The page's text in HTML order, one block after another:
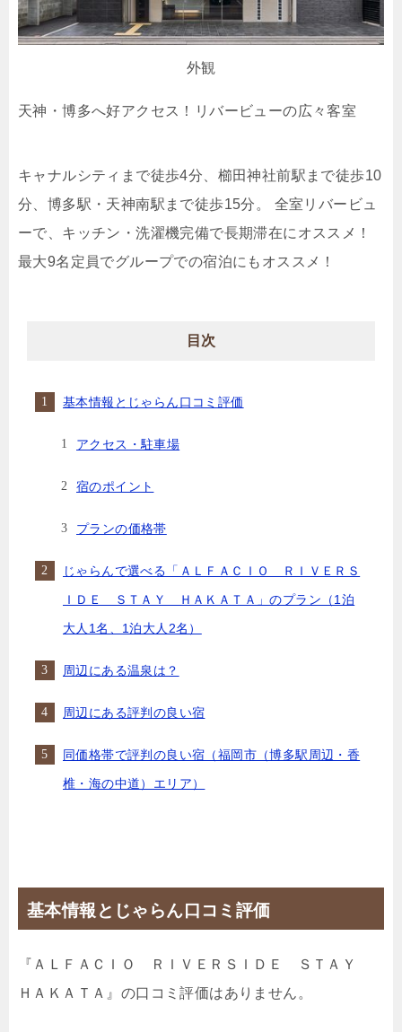
外観
天神・博多へ好アクセス！リバービューの広々客室
キャナルシティまで徒歩4分、櫛田神社前駅まで徒歩10
分、博多駅・天神南駅まで徒歩15分。 全室リバービュ
ーで、キッチン・洗濯機完備で長期滞在にオススメ！
最大9名定員でグループでの宿泊にもオススメ！
目次
基本情報とじゃらん口コミ評価
アクセス・駐車場
宿のポイント
プランの価格帯
じゃらんで選べる「ＡＬＦＡＣＩＯ ＲＩＶＥＲＳ
ＩＤＥ ＳＴＡＹ ＨＡＫＡＴＡ」のプラン（1泊
大人1名、1泊大人2名）
周辺にある温泉は？
周辺にある評判の良い宿
同価格帯で評判の良い宿（福岡市（博多駅周辺・香
椎・海の中道）エリア）
基本情報とじゃらん口コミ評価
『ＡＬＦＡＣＩＯ ＲＩＶＥＲＳＩＤＥ ＳＴＡＹ
ＨＡＫＡＴＡ』の口コミ評価はありません。